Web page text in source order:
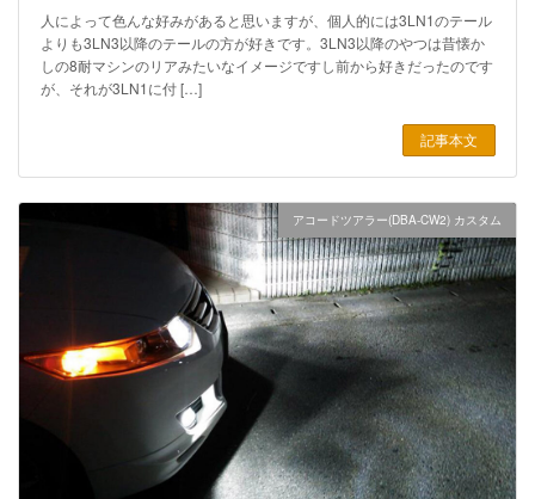
人によって色んな好みがあると思いますが、個人的には3LN1のテール
よりも3LN3以降のテールの方が好きです。3LN3以降のやつは昔懐か
しの8耐マシンのリアみたいなイメージですし前から好きだったのです
が、それが3LN1に付 […]
記事本文
アコードツアラー(DBA-CW2) カスタム